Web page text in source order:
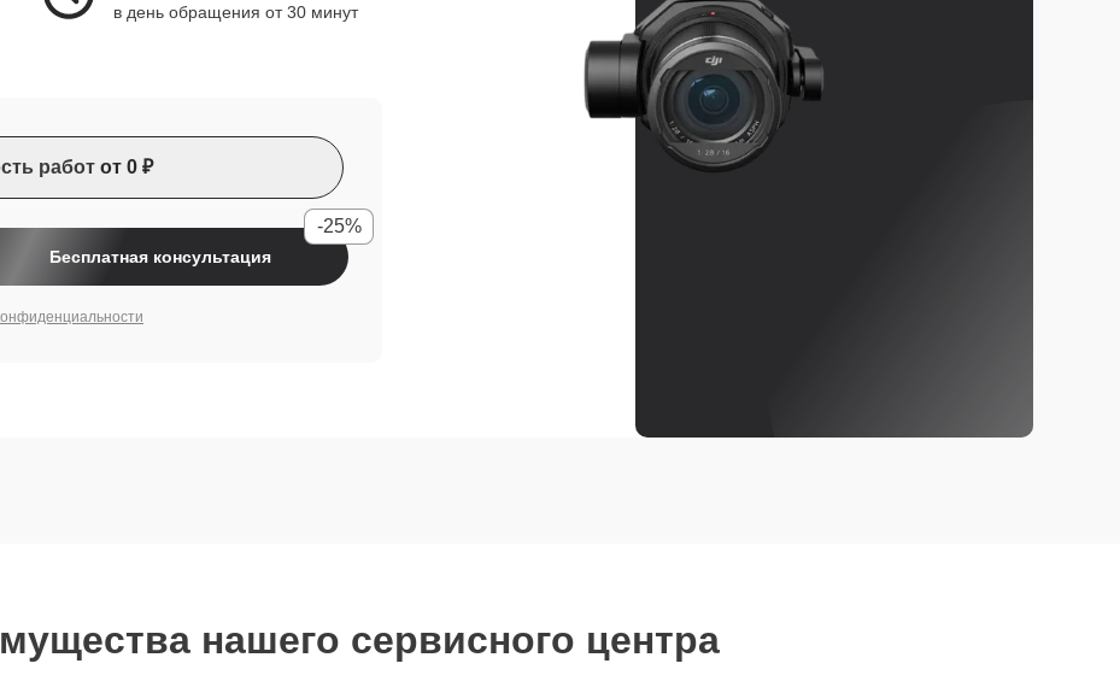
в день обращения от 30 минут
работ от 0 ₽
Бесплатная консультация
-25%
нашего сервисного центра